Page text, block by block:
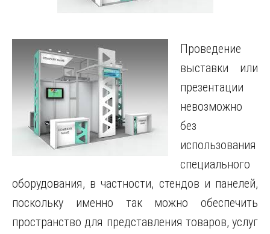
Проведение
выставки или
презентации
невозможно
без
использования
специального
оборудования, в частности, стендов и панелей,
поскольку именно так можно обеспечить
пространство для представления товаров, услуг